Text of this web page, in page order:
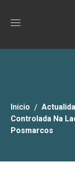
Inicio
Controlada Na
Posmarcos